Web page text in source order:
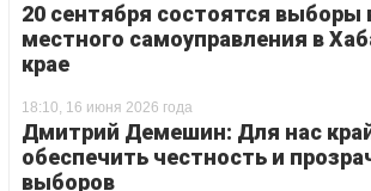
20 сентября состоятся выборы
местного самоуправления в
крае
18:10, 16 июня 2026 года
Дмитрий Демешин: Для нас
обеспечить честность и
выборов